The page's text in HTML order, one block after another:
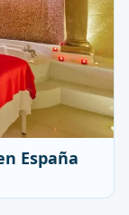
España